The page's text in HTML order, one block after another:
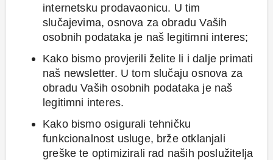
internetsku prodavaonicu. U tim
slučajevima, osnova za obradu Vaših
osobnih podataka je naš legitimni interes;
Kako bismo provjerili želite li i dalje primati
naš newsletter. U tom slučaju osnova za
obradu Vaših osobnih podataka je naš
legitimni interes.
Kako bismo osigurali tehničku
funkcionalnost usluge, brže otklanjali
greške te optimizirali rad naših poslužitelja